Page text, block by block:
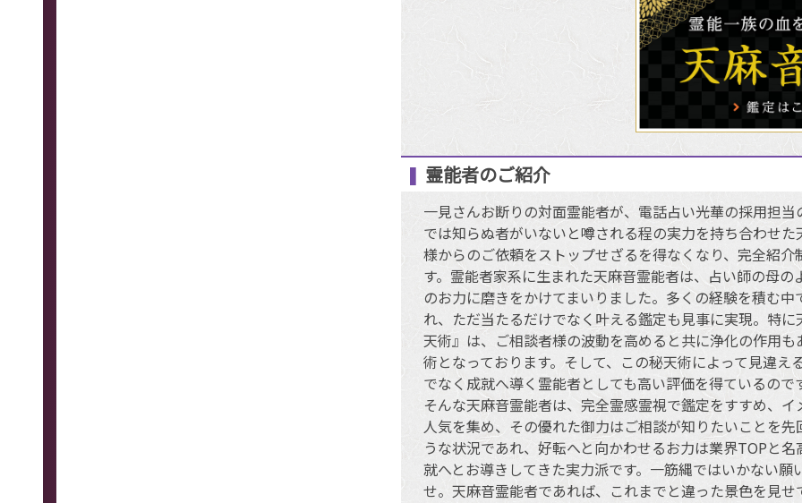
霊能者のご紹介
一見さんお断りの対面霊能者が、電話占い光華の採用担
では知らぬ者がいないと噂される程の実力を持ち合わせ
様からのご依頼をストップせざるを得なくなり、完全紹
す。霊能者家系に生まれた天麻音霊能者は、占い師の母
のお力に磨きをかけてまいりました。多くの経験を積む
れ、ただ当たるだけでなく叶える鑑定も見事に実現。特
天術』は、ご相談者様の波動を高めると共に浄化の作用
術となっております。そして、この秘天術によって見違
でなく成就へ導く霊能者としても高い評価を得ているので
そんな天麻音霊能者は、完全霊感霊視で鑑定をすすめ、
人気を集め、その優れた御力はご相談が知りたいことを
うな状況であれ、好転へと向かわせるお力は業界TOPと
就へとお導きしてきた実力派です。一筋縄ではいかない
せ。天麻音霊能者であれば、これまでと違った景色を見